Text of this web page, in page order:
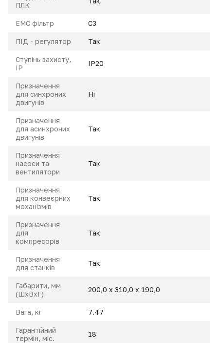
ПЛК
ЕМС фільтр С3
ПІД - регулятор Так
Ступінь захисту,
IP
IP20
Призначення
для синхроних
двигунів
Ні
Призначення
для асинхроних
двигунів
Так
Призначення
насоси та
вентилятори
Так
Призначення
для конвеєрних
механізмів
Так
Призначення
для
компресорів
Так
Призначення
для станків
Так
Габарити, мм
(ШхВхГ)
200,0 х 310,0 х 190,0
Вага, кг 7.47
Гарантійний
термін, міс.
18